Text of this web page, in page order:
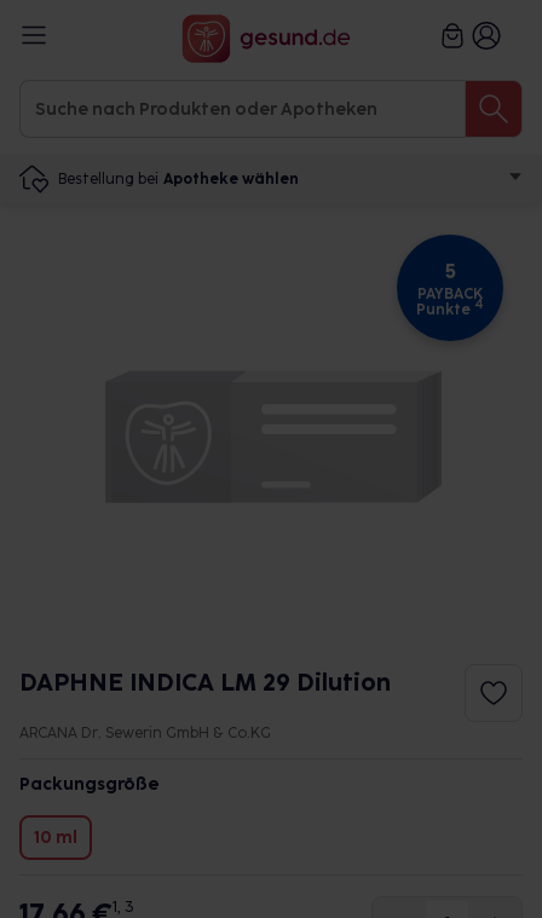
Bestellung bei Apotheke wählen
5
PAYBACK
Punkte 4
DAPHNE INDICA LM 29 Dilution
ARCANA Dr. Sewerin GmbH & Co.KG
Packungsgröße
10 ml
1, 3